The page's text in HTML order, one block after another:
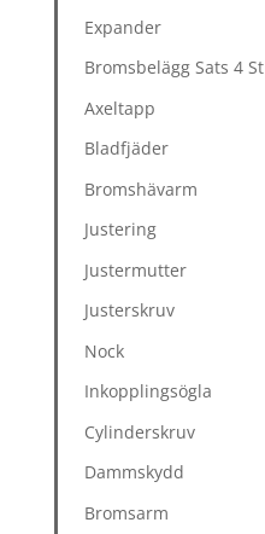
Expander
Bromsbelägg Sats 4 St
Axeltapp
Bladfjäder
Bromshävarm
Justering
Justermutter
Justerskruv
Nock
Inkopplingsögla
Cylinderskruv
Dammskydd
Bromsarm